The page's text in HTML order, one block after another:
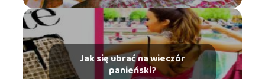
Jak się ubrać na wieczór
panieński?